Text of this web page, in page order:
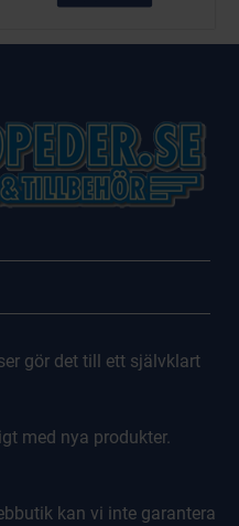
gör det till ett självklart
med nya produkter.
kan vi inte garantera